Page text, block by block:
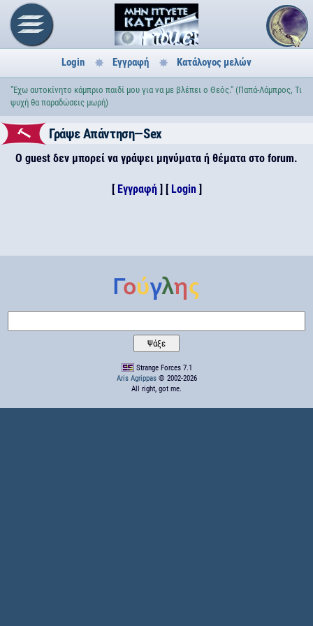
Login Εγγραφή Κατάλογος μελών
"Έχω αυτοκίνητο κάμπριο παιδί μου για να με βλέπει ο Θεός." (Παπά-Λάμπρος, Τι
ψυχή θα παραδώσεις μωρή)
Γράψε Απάντηση—Sex
Ο guest δεν μπορεί να γράψει μηνύματα ή θέματα στο forum.
[ Εγγραφή] [ Login ]
Strange Forces 7.1
Aris Agrippas© 2002-2026
All right, got me.